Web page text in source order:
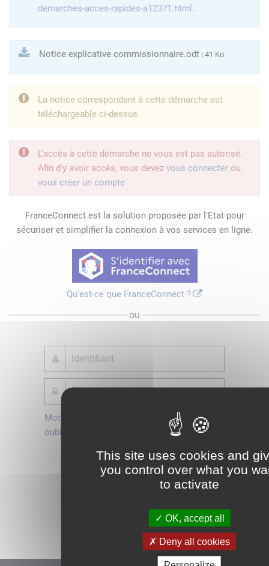
This site uses cookies and
you control over what you
to activate
OK, accept all
Deny all cookies
demarches-acces-rapides-a12371.html .
Notice explicative commissionnaire.odt | 41 Ko
La notice correspondant à cette démarche est
téléchargeable ci-dessus.
L'accès à cette démarche ne vous est pas autorisé.
Afin d'y avoir accès, vous devez vous connecter ou
vous créer un compte
FranceConnect est la solution proposée par l'Etat pour
sécuriser et simplifier la connexion à vos services en ligne.
Qu'est-ce que FranceConnect ?
ou
Mot de passe
oublié ?
Je crée mon
compte
Connexion